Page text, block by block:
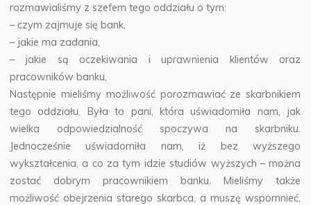
rozmawialiśmy z szefem tego oddziału o tym:
– czym zajmuje się bank,
– jakie ma zadania,
– jakie są oczekiwania i uprawnienia klientów oraz
pracowników banku,
Następnie mieliśmy możliwość porozmawiać ze skarbnikiem
tego oddziału. Była to pani, która uświadomiła nam, jak
wielka odpowiedzialność spoczywa na skarbniku.
Jednocześnie uświadomiła nam, iż bez wyższego
wykształcenia, a co za tym idzie studiów wyższych – można
zostać dobrym pracownikiem banku. Mieliśmy także
możliwość obejrzenia starego skarbca, a muszę wspomnieć,